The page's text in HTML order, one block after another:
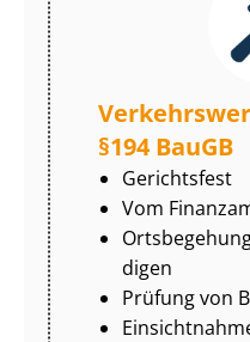
§194 BauGB
Gerichtsfest
Vom
di­gen
Prüfung von